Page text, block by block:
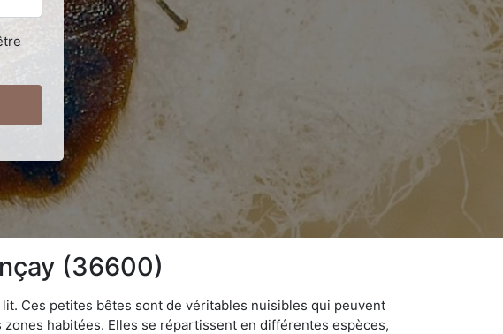
(36600)
Ces petites bêtes sont de véritables nuisibles qui peuvent
habitées. Elles se répartissent en différentes espèces,